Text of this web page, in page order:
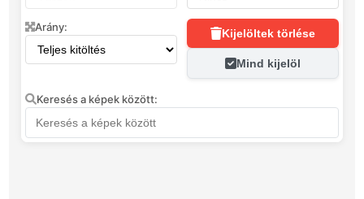
Arány: Kijelöltek törlése
Mind kijelöl
Keresés a képek között: